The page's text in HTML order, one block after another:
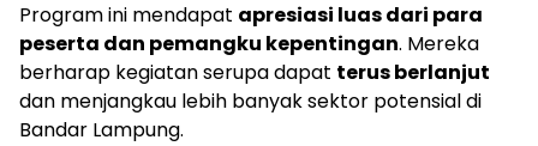
Program ini mendapat apresiasi luas dari para
peserta dan pemangku kepentingan. Mereka
berharap kegiatan serupa dapat terus berlanjut
dan menjangkau lebih banyak sektor potensial di
Bandar Lampung.